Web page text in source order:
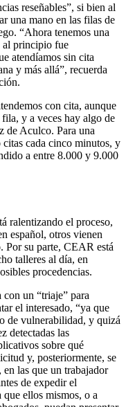
reseñables”, si bien al
una mano en las filas de
“Ahora tenemos una
al principio fue
atendíamos sin cita
y más allá”, recuerda
con cita, aunque
y a veces hay algo de
de Aculco. Para una
citas cada cinco minutos, y
a entre 8.000 y 9.000
ralentizando el proceso,
español, otros vienen
Por su parte, CEAR está
talleres al día, en
procedencias.
un “triaje” para
el interesado, “ya que
de vulnerabilidad, y quizá
detectadas las
sobre qué
y, posteriormente, se
las que un trabajador
de expedir el
ellos mismos, o a